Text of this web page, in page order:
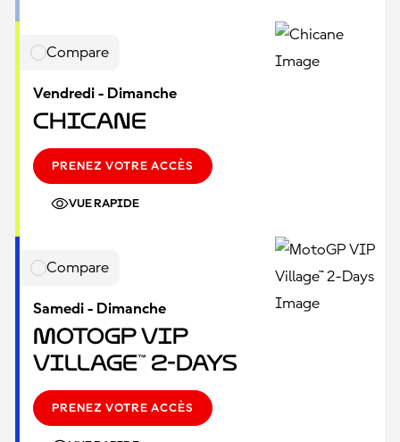
Compare
Vendredi - Dimanche
Chicane
PRENEZ VOTRE ACCÈS
VUE RAPIDE
Compare
Samedi - Dimanche
MotoGP VIP
Village™ 2-Days
PRENEZ VOTRE ACCÈS